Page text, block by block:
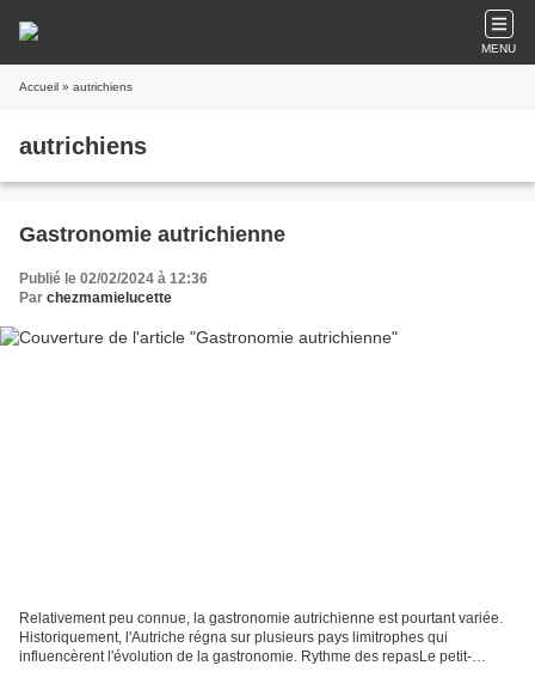
MENU
Accueil » autrichiens
autrichiens
Gastronomie autrichienne
Publié le 02/02/2024 à 12:36
Par chezmamielucette
Relativement peu connue, la gastronomie autrichienne est pourtant variée.
Historiquement, l'Autriche régna sur plusieurs pays limitrophes qui
influencèrent l'évolution de la gastronomie. Rythme des repasLe petit-